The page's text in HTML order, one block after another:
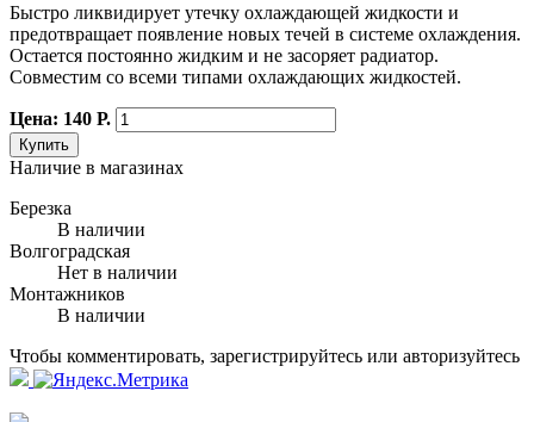
Быстро ликвидирует утечку охлаждающей жидкости и
предотвращает появление новых течей в системе охлаждения.
Остается постоянно жидким и не засоряет радиатор.
Совместим со всеми типами охлаждающих жидкостей.
Цена: 140 Р.
Купить
Наличие в магазинах
Березка
В наличии
Волгоградская
Нет в наличии
Монтажников
В наличии
Чтобы комментировать, зарегистрируйтесь или авторизуйтесь